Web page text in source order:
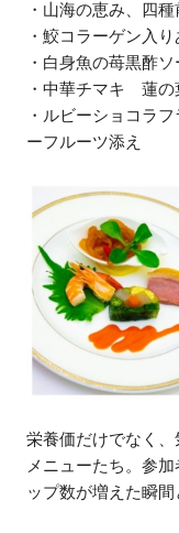
・山海の恵み、四
・鮫コラーゲン入
・白身魚の苺黒酢ソ
・中華チマキ 蓮の
・ルビーショコラ
ーフルーツ添え
栄養価だけでなく
メニューたち。参
ップ数が増えた瞬間